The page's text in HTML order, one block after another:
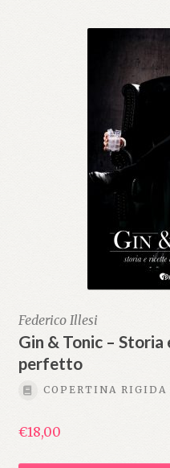
Federico Illesi
Gin & Tonic –
perfetto
COPERTINA RIGIDA
€18,00